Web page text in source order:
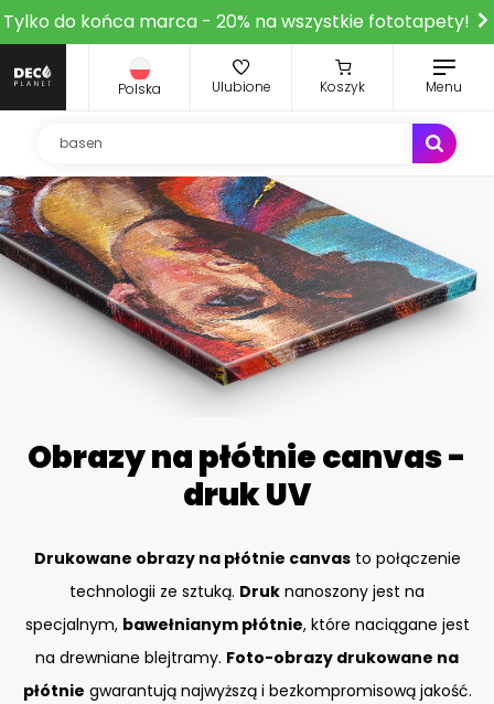
Tylko do końca marca - 20% na wszystkie fototapety!
Polska Ulubione Koszyk Menu
Obrazy na płótnie canvas -
druk UV
Drukowane obrazy na płótnie canvasto połączenie
technologii ze sztuką. Druk nanoszony jest na
specjalnym, bawełnianym płótnie, które naciągane jest
na drewniane blejtramy. Foto-obrazy drukowane na
płótnie gwarantują najwyższą i bezkompromisową jakość.